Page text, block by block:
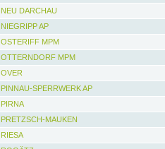
NEU DARCHAU
NIEGRIPP AP
OSTERIFF MPM
OTTERNDORF MPM
OVER
PINNAU-SPERRWERK AP
PIRNA
PRETZSCH-MAUKEN
RIESA